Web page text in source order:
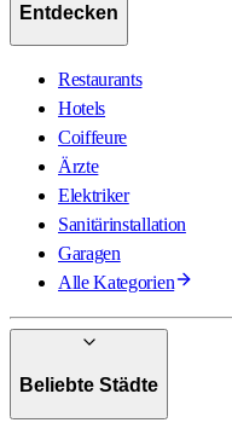
Entdecken
Restaurants
Hotels
Coiffeure
Ärzte
Elektriker
Sanitärinstallation
Garagen
Alle Kategorien
Beliebte Städte